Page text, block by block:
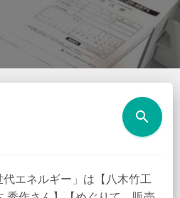
search
エネルギー」は【八木竹工